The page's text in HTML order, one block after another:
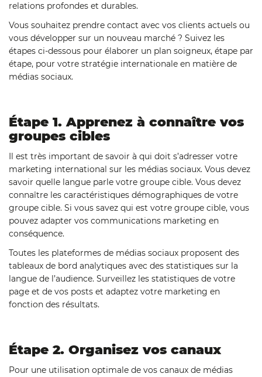
relations profondes et durables.
Vous souhaitez prendre contact avec vos clients actuels ou
vous développer sur un nouveau marché ? Suivez les
étapes ci-dessous pour élaborer un plan soigneux, étape par
étape, pour votre stratégie internationale en matière de
médias sociaux.
Étape 1. Apprenez à connaître vos
groupes cibles
Il est très important de savoir à qui doit s’adresser votre
marketing international sur les médias sociaux. Vous devez
savoir quelle langue parle votre groupe cible. Vous devez
connaître les caractéristiques démographiques de votre
groupe cible. Si vous savez qui est votre groupe cible, vous
pouvez adapter vos communications marketing en
conséquence.
Toutes les plateformes de médias sociaux proposent des
tableaux de bord analytiques avec des statistiques sur la
langue de l’audience. Surveillez les statistiques de votre
page et de vos posts et adaptez votre marketing en
fonction des résultats.
Étape 2. Organisez vos canaux
Pour une utilisation optimale de vos canaux de médias